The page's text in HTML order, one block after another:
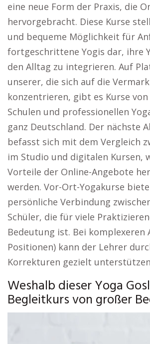
eine neue Form der Praxis, die
hervorgebracht. Diese Kurse
und bequeme Möglichkeit für
fortgeschrittene Yogis dar, ihre
den Alltag zu integrieren. Auf
unserer, die sich auf die
konzentrieren, gibt es Kurse
Schulen und professionellen
ganz Deutschland. Der nächste
befasst sich mit dem Vergleich
im Studio und digitalen Kursen,
Vorteile der Online-Angebote
werden. Vor-Ort-Yogakurse
persönliche Verbindung
Schüler, die für viele
Bedeutung ist. Bei komplexeren
Positionen) kann der Lehrer
Korrekturen gezielt
Weshalb dieser Yoga
Begleitkurs von großer